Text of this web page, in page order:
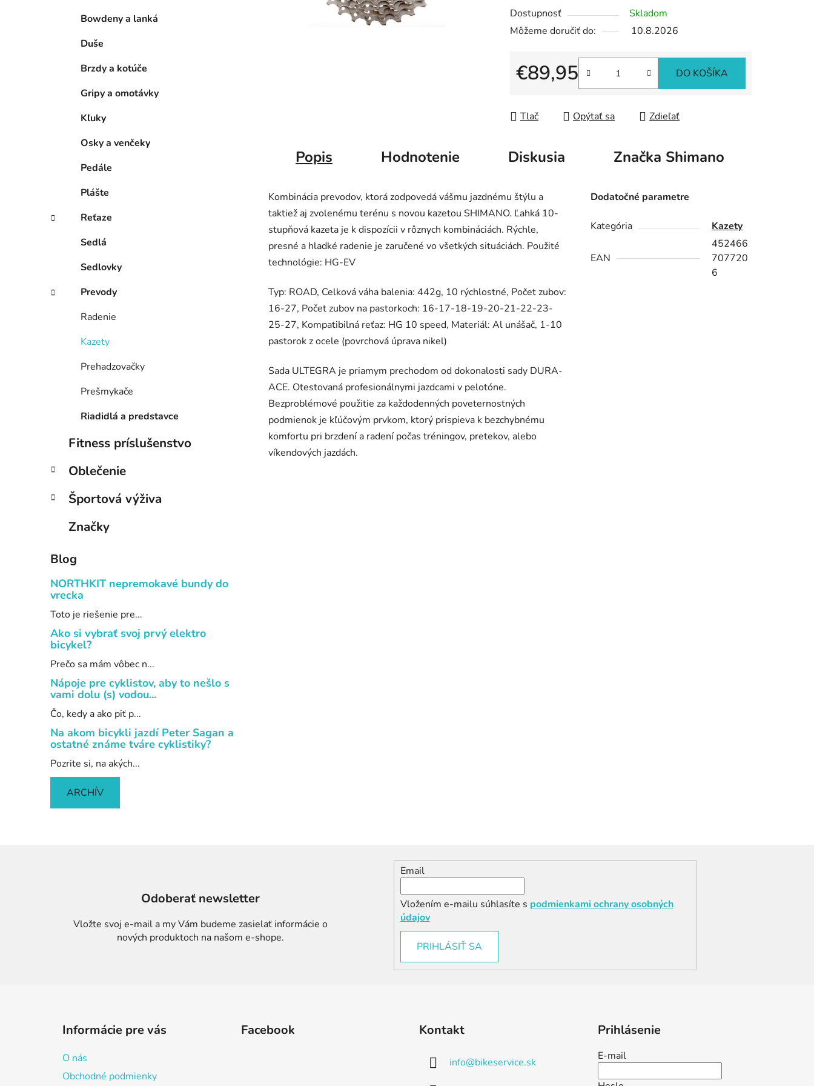
Bowdeny a lanká
Duše
Brzdy a kotúče
Gripy a omotávky
Kľuky
Osky a venčeky
Pedále
Plášte
Reťaze
Sedlá
Sedlovky
Prevody
Radenie
Kazety
Prehadzovačky
Prešmykače
Riadidlá a predstavce
Fitness príslušenstvo
Oblečenie
Športová výživa
Značky
Blog
NORTHKIT nepremokavé bundy do
vrecka
Toto je riešenie pre...
Ako si vybrať svoj prvý elektro
bicykel?
Prečo sa mám vôbec n...
Nápoje pre cyklistov, aby to nešlo s
vami dolu (s) vodou...
Čo, kedy a ako piť p...
Na akom bicykli jazdí Peter Sagan a
ostatné známe tváre cyklistiky?
Pozrite si, na akých...
ARCHÍV
z
5
Dostupnosť
Skladom
Môžeme doručiť do:
10.8.2026
€89,95
Jednotková cena:
DO KOŠÍKA
Tlač Opýtať sa Zdieľať
Popis Hodnotenie Diskusia Značka Shimano
Kombinácia prevodov, ktorá zodpovedá vášmu jazdnému štýlu a
taktiež aj zvolenému terénu s novou kazetou SHIMANO. Ľahká 10-
stupňová kazeta je k dispozícii v rôznych kombináciách. Rýchle,
presné a hladké radenie je zaručené vo všetkých situáciách. Použité
technológie: HG-EV
Typ: ROAD, Celková váha balenia: 442g, 10 rýchlostné, Počet zubov:
16-27, Počet zubov na pastorkoch: 16-17-18-19-20-21-22-23-
25-27, Kompatibilná reťaz: HG 10 speed, Materiál: Al unášač, 1-10
pastorok z ocele (povrchová úprava nikel)
Sada ULTEGRA je priamym prechodom od dokonalosti sady DURA-
ACE. Otestovaná profesionálnymi jazdcami v pelotóne.
Bezproblémové použitie za každodenných poveternostných
podmienok je kľúčovým prvkom, ktorý prispieva k bezchybnému
komfortu pri brzdení a radení počas tréningov, pretekov, alebo
víkendových jazdách.
Dodatočné parametre
Kategória Kazety
EAN
452466
707720
6
Odoberať newsletter
Vložte svoj e-mail a my Vám budeme zasielať informácie o
nových produktoch na našom e-shope.
Email
Vložením e-mailu súhlasíte s podmienkami ochrany osobných
údajov
PRIHLÁSIŤ SA
Informácie pre vás
O nás
Obchodné podmienky
Facebook Kontakt
info@bikeservice.sk
Prihlásenie
E-mail